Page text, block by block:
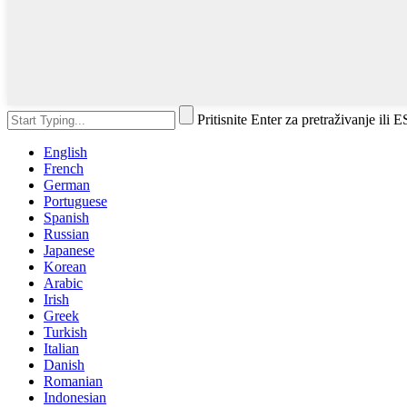
Pritisnite Enter za pretraživanje ili
English
French
German
Portuguese
Spanish
Russian
Japanese
Korean
Arabic
Irish
Greek
Turkish
Italian
Danish
Romanian
Indonesian